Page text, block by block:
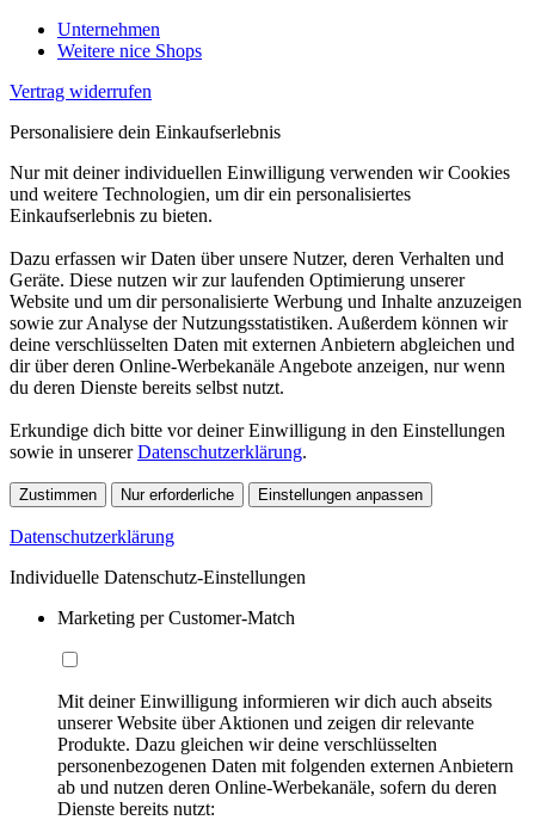
Unternehmen
Weitere nice Shops
Vertrag widerrufen
Personalisiere dein Einkaufserlebnis
Nur mit deiner individuellen Einwilligung verwenden wir Cookies
und weitere Technologien, um dir ein personalisiertes
Einkaufserlebnis zu bieten.
Dazu erfassen wir Daten über unsere Nutzer, deren Verhalten und
Geräte. Diese nutzen wir zur laufenden Optimierung unserer
Website und um dir personalisierte Werbung und Inhalte anzuzeigen
sowie zur Analyse der Nutzungsstatistiken. Außerdem können wir
deine verschlüsselten Daten mit externen Anbietern abgleichen und
dir über deren Online-Werbekanäle Angebote anzeigen, nur wenn
du deren Dienste bereits selbst nutzt.
Erkundige dich bitte vor deiner Einwilligung in den Einstellungen
sowie in unsererDatenschutzerklärung.
Zustimmen Nur erforderliche Einstellungen anpassen
Datenschutzerklärung
Individuelle Datenschutz-Einstellungen
Marketing per Customer-Match
Mit deiner Einwilligung informieren wir dich auch abseits
unserer Website über Aktionen und zeigen dir relevante
Produkte. Dazu gleichen wir deine verschlüsselten
personenbezogenen Daten mit folgenden externen Anbietern
ab und nutzen deren Online-Werbekanäle, sofern du deren
Dienste bereits nutzt: